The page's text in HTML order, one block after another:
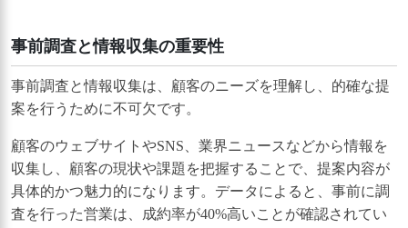
事前調査と情報収集の重要性
事前調査と情報収集は、顧客のニーズを理解し、的確な提
案を行うために不可欠です。
顧客のウェブサイトやSNS、業界ニュースなどから情報を
収集し、顧客の現状や課題を把握することで、提案内容が
具体的かつ魅力的になります。データによると、事前に調
査を行った営業は、成約率が40%高いことが確認されてい